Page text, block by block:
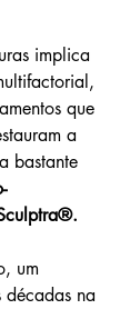
implica
que
a
bastante
um
na